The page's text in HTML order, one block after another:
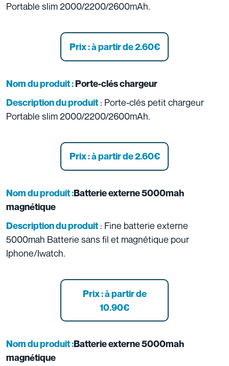
Portable slim 2000/2200/2600mAh.
Prix : à partir de 2.60€
Nom du produit :Porte-clés chargeur
Description du produit : Porte-clés petit chargeur
Portable slim 2000/2200/2600mAh.
Prix : à partir de 2.60€
Nom du produit :Batterie externe 5000mah
magnétique
Description du produit : Fine batterie externe
5000mah Batterie sans fil et magnétique pour
Iphone/Iwatch.
Prix : à partir de
10.90€
Nom du produit :Batterie externe 5000mah
magnétique